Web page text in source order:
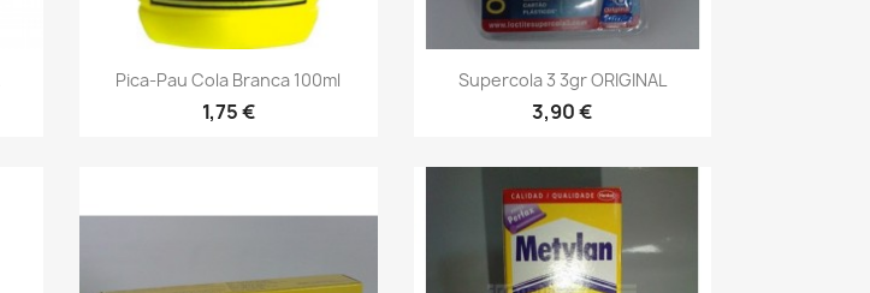
Pica-Pau Cola Branca 100ml
1,75 €
Vista rápida Supercola 3 3gr ORIGINAL
3,90 €
Vista rápida